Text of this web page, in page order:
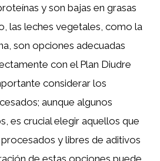
y son bajas en grasas
las leches vegetales, como la
son opciones adecuadas
con el Plan Diudre
considerar los
aunque algunos
es crucial elegir aquellos que
y libres de aditivos
de estas opciones puede